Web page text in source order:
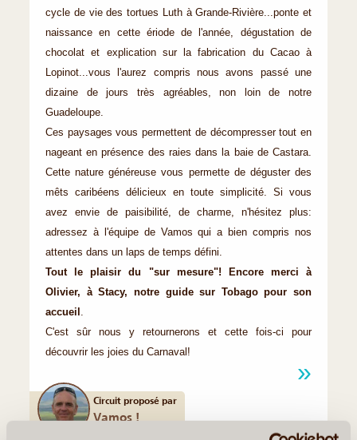
cycle de vie des tortues Luth à Grande-Rivière...ponte et
naissance en cette ériode de l'année, dégustation de
chocolat et explication sur la fabrication du Cacao à
Lopinot...vous l'aurez compris nous avons passé une
dizaine de jours très agréables, non loin de notre
Guadeloupe.
Ces paysages vous permettent de décompresser tout en
nageant en présence des raies dans la baie de Castara.
Cette nature généreuse vous permette de déguster des
mêts caribéens délicieux en toute simplicité. Si vous
avez envie de paisibilité, de charme, n'hésitez plus:
adressez à l'équipe de Vamos qui a bien compris nos
attentes dans un laps de temps défini.
Tout le plaisir du "sur mesure"! Encore merci à
Olivier, à Stacy, notre guide sur Tobago pour son
accueil
C'est sûr nous y retournerons et cette fois-ci pour
découvrir les joies du Carnaval!
Circuit proposé par
Vamos !